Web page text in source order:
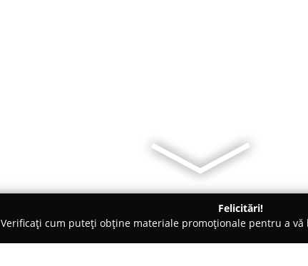
Felicitări!
Verificați cum puteți obține materiale promoționale pentru a vă